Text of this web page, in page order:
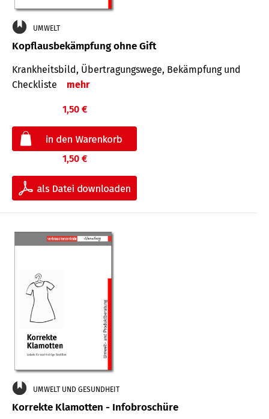
UMWELT
Kopflausbekämpfung ohne Gift
Krankheits­bild, Übertra­gungs­wege, Bekämpfung und
Check­liste
mehr
1,50 €
1,50 €
UMWELT UND GESUNDHEIT
Korrekte Klamotten - Infobroschüre